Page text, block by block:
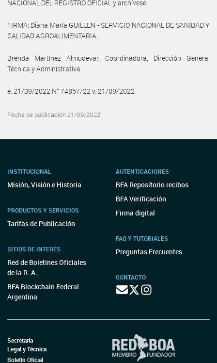
NACIONAL DEL REGISTRO OFICIAL y archívese.
FIRMA: Diana María GUILLEN - SERVICIO NACIONAL DE SANIDAD Y
CALIDAD AGROALIMENTARIA.
Brenda Martínez Almudevar, Coordinadora, Dirección General
Técnica y Administrativa.
e. 21/09/2022 N° 74857/22 v. 21/09/2022
Fecha de publicación 21/09/2022
INSTITUCIONAL
Misión, Visión e Historia
PRODUCTOS Y SERVICIOS
Tarifas de Publicación
SITIOS DE INTERÉS
Red de Boletines Oficiales
de la R. A.
BFA Blockchain Federal
Argentina
AUTENTICACIONES
BFA Repositorio recibos
BFA Verificación
Firma digital
FAQ Y TUTORIALES
Preguntas Frecuentes
CONTACTO
Secretaría
Legal y Técnica
Boletín Oficial